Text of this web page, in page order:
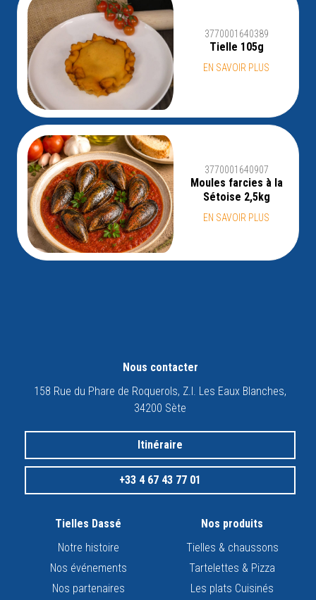
3770001640389
Tielle 105g
EN SAVOIR PLUS
3770001640907
Moules farcies à la
Sétoise 2,5kg
EN SAVOIR PLUS
Nous contacter
158 Rue du Phare de Roquerols, Z.I. Les Eaux Blanches,
34200 Sète
Itinéraire
+33 4 67 43 77 01
Tielles Dassé
Notre histoire
Nos événements
Nos partenaires
Nos produits
Tielles & chaussons
Tartelettes & Pizza
Les plats Cuisinés